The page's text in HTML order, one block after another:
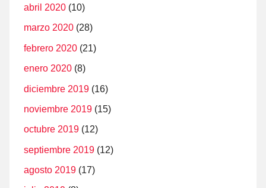
abril 2020 (10)
marzo 2020 (28)
febrero 2020 (21)
enero 2020 (8)
diciembre 2019 (16)
noviembre 2019 (15)
octubre 2019 (12)
septiembre 2019 (12)
agosto 2019 (17)